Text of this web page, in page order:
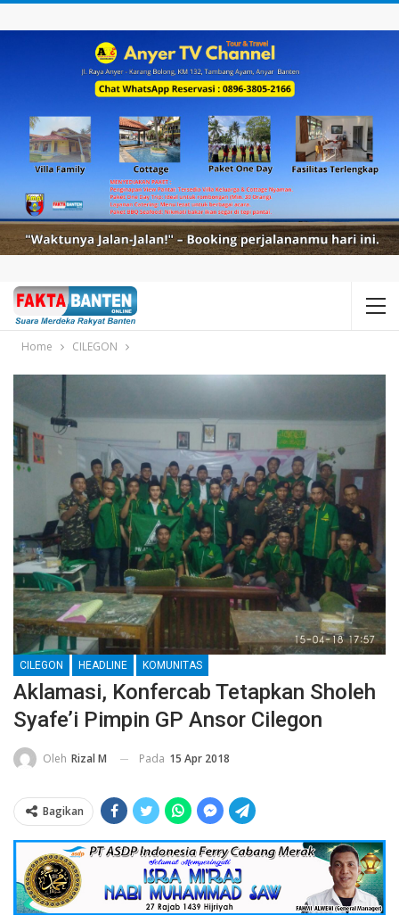
Home CILEGON
CILEGON HEADLINE KOMUNITAS
Aklamasi, Konfercab Tetapkan Sholeh
Syafe’i Pimpin GP Ansor Cilegon
Oleh Rizal M Pada 15 Apr 2018
Bagikan